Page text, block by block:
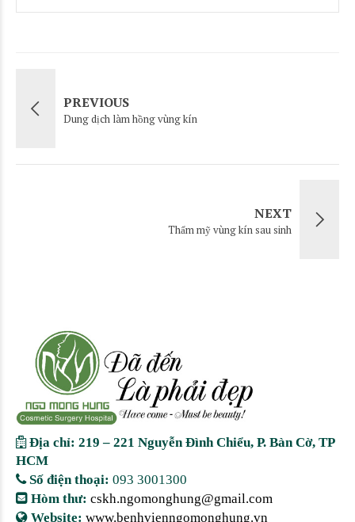
PREVIOUS
Dung dịch làm hồng vùng kín
NEXT
Thẩm mỹ vùng kín sau sinh
Địa chỉ: 219 – 221 Nguyễn Đình Chiểu, P. Bàn Cờ, TP
HCM
Số điện thoại: 093 3001300
Hòm thư: cskh.ngomonghung@gmail.com
Website: www.benhvienngomonghung.vn